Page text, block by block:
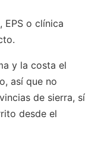
EPS o clínica
y la costa el
así que no
de sierra, sí
desde el